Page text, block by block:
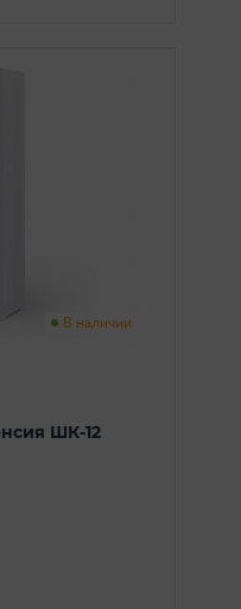
В наличии
ШК-12